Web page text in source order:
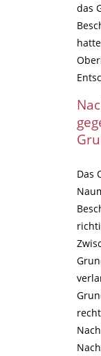
das
Das